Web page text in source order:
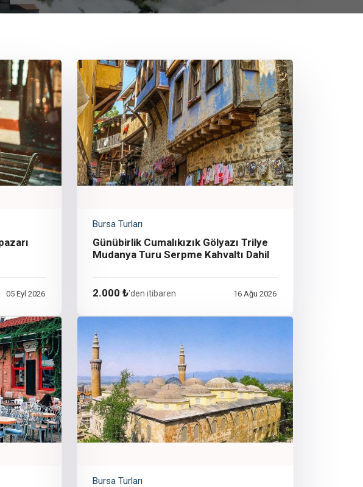
05 Eyl 2026
Bursa Turları
Günübirlik Cumalıkızık Gölyazı Trilye
Mudanya Turu Serpme Kahvaltı Dahil
2.000 ₺'den itibaren 16 Ağu 2026
Bursa Turları